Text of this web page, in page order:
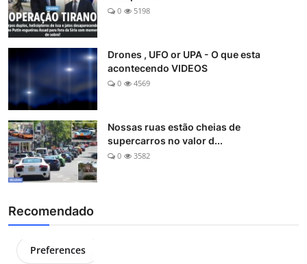
0 5198
Drones , UFO or UPA - O que esta
acontecendo VIDEOS
0 4569
Nossas ruas estão cheias de
supercarros no valor d...
0 3582
Recomendado